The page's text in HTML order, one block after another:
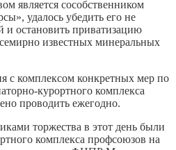
является сособственником
удалось убедить его не
и остановить приватизацию
известных минеральных
с комплексом конкретных мер по
курортного комплекса
проводить ежегодно.
торжества в этот день были
комплекса профсоюзов на